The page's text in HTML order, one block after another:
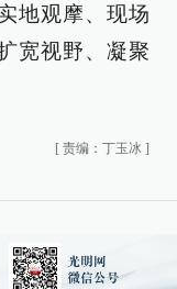
地观摩、现场
宽视野、凝聚
[ 责编：丁玉冰 ]